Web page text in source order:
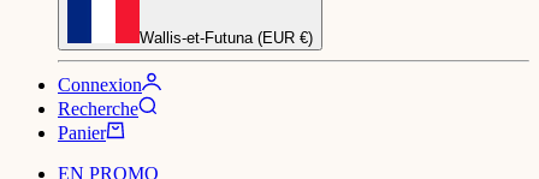
Wallis-et-Futuna (EUR €)
Connexion
Recherche
Panier
EN PROMO